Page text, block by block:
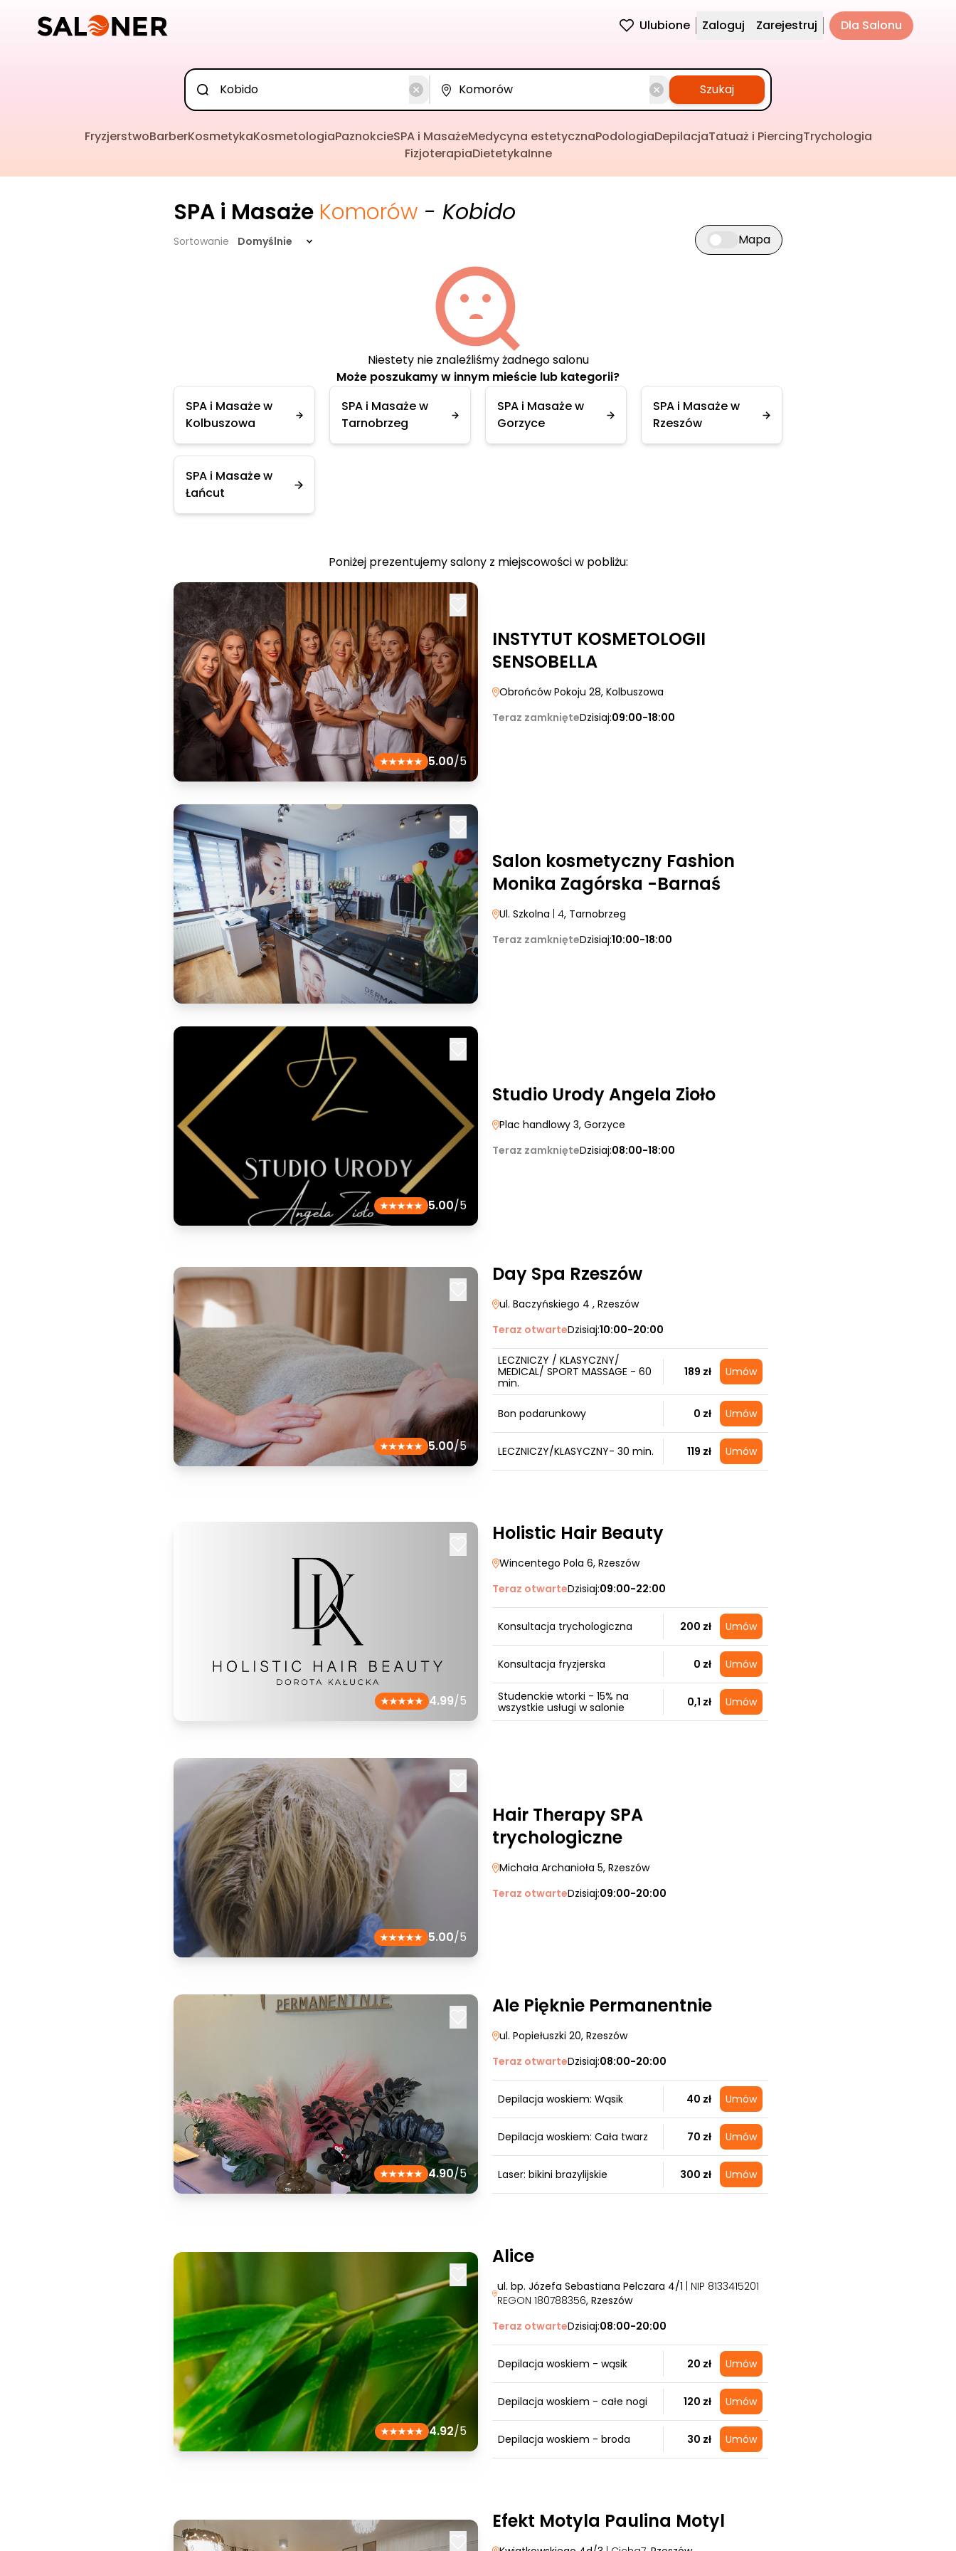
Ulubione Zaloguj Zarejestruj Dla Salonu
Szukaj
FryzjerstwoBarberKosmetykaKosmetologiaPaznokcieSPA i MasażeMedycyna estetycznaPodologiaDepilacjaTatuaż i PiercingTrychologia
FizjoterapiaDietetykaInne
SPA i Masaże Komorów - Kobido
Sortowanie Domyślnie Przełącz widok mapy
Mapa
Niestety nie znaleźliśmy żadnego salonu
Może poszukamy w innym mieście lub kategorii?
SPA i Masaże w
Kolbuszowa
SPA i Masaże w
Tarnobrzeg
SPA i Masaże w
Gorzyce
SPA i Masaże w
Rzeszów
SPA i Masaże w
Łańcut
Poniżej prezentujemy salony z miejscowości w pobliżu:
5.00/5
INSTYTUT KOSMETOLOGII
SENSOBELLA
Obrońców Pokoju 28, Kolbuszowa
Teraz zamknięteDzisiaj:09:00-18:00
Salon kosmetyczny Fashion
Monika Zagórska -Barnaś
Ul. Szkolna | 4, Tarnobrzeg
Teraz zamknięteDzisiaj:10:00-18:00
5.00/5
Studio Urody Angela Zioło
Plac handlowy 3, Gorzyce
Teraz zamknięteDzisiaj:08:00-18:00
5.00/5
Day Spa Rzeszów
ul. Baczyńskiego 4 , Rzeszów
Teraz otwarteDzisiaj:10:00-20:00
LECZNICZY / KLASYCZNY/
MEDICAL/ SPORT MASSAGE - 60
min.
189 zł Umów
Bon podarunkowy 0 zł Umów
LECZNICZY/KLASYCZNY- 30 min. 119 zł Umów
4.99/5
Holistic Hair Beauty
Wincentego Pola 6, Rzeszów
Teraz otwarteDzisiaj:09:00-22:00
Konsultacja trychologiczna 200 zł Umów
Konsultacja fryzjerska 0 zł Umów
Studenckie wtorki - 15% na
wszystkie usługi w salonie
0,1 zł Umów
5.00/5
Hair Therapy SPA
trychologiczne
Michała Archanioła 5, Rzeszów
Teraz otwarteDzisiaj:09:00-20:00
4.90/5
Ale Pięknie Permanentnie
ul. Popiełuszki 20, Rzeszów
Teraz otwarteDzisiaj:08:00-20:00
Depilacja woskiem: Wąsik 40 zł Umów
Depilacja woskiem: Cała twarz 70 zł Umów
Laser: bikini brazylijskie 300 zł Umów
4.92/5
Alice
ul. bp. Józefa Sebastiana Pelczara 4/1 | NIP 8133415201
REGON 180788356, Rzeszów
Teraz otwarteDzisiaj:08:00-20:00
Depilacja woskiem - wąsik 20 zł Umów
Depilacja woskiem - całe nogi 120 zł Umów
Depilacja woskiem - broda 30 zł Umów
Efekt Motyla Paulina Motyl